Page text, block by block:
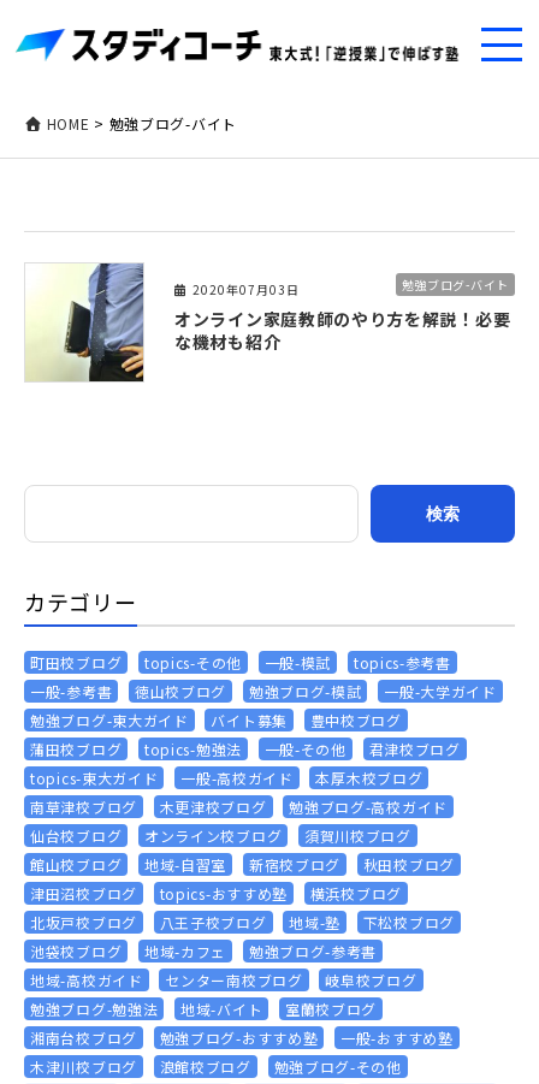
HOME > 勉強ブログ-バイト
2020年07月03日 勉強ブログ-バイト
オンライン家庭教師のやり方を解説！必要
な機材も紹介
カテゴリー
町田校ブログ topics-その他 一般-模試
topics-参考書
一般-参考書
徳山校ブログ 勉強ブログ-模試
一般-大学ガイド
勉強ブログ-東大ガイド
バイト募集
豊中校ブログ
蒲田校ブログ
topics-勉強法 一般-その他
君津校ブログ
topics-東大ガイド
一般-高校ガイド
本厚木校ブログ
南草津校ブログ
木更津校ブログ
勉強ブログ-高校ガイド
仙台校ブログ
オンライン校ブログ
須賀川校ブログ
館山校ブログ
地域-自習室 新宿校ブログ
秋田校ブログ
津田沼校ブログ
topics-おすすめ塾
横浜校ブログ
北坂戸校ブログ
八王子校ブログ 地域-塾
下松校ブログ
池袋校ブログ
地域-カフェ
勉強ブログ-参考書
地域-高校ガイド
センター南校ブログ
岐阜校ブログ
勉強ブログ-勉強法
地域-バイト
室蘭校ブログ
湘南台校ブログ
勉強ブログ-おすすめ塾
一般-おすすめ塾
木津川校ブログ
浪館校ブログ
勉強ブログ-その他